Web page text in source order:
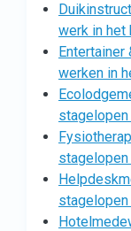
werk in het
werken in